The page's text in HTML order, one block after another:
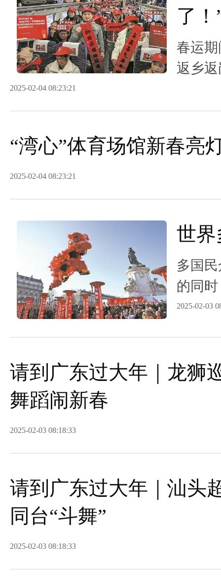
了
专列
春运
返乡
2025-02-04 08:23:21
“湾心”体育场馆新春亮
2025-02-04 08:23:21
世界
多国
的同
欢乐。
2025-02-03
请到广东过大年｜龙狮
舞蹈闹新春
2025-02-03 08:18:33
请到广东过大年｜汕头
同台“斗舞”
2025-02-03 08:18:33